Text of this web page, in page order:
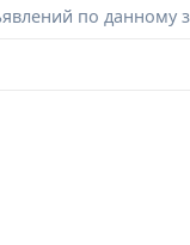
по данному